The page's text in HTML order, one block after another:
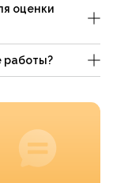
оценки
работы?